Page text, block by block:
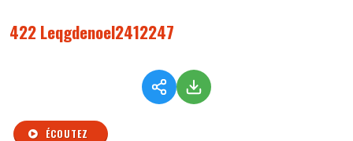
422 Leqgdenoel2412247
ÉCOUTEZ